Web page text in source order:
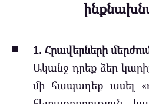
1. Հրավերների
Ականջ դրեք ձեր
մի հապաղեք ասել